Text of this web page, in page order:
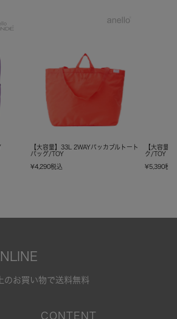
【大容量】33L 2WAYパッカブルトート
バッグ/TOY
¥4,290税込
【大容量
ク/TOY
¥5,390税込
のお買い物で送料無料